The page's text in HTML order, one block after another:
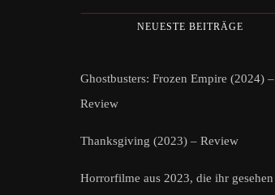
NEUESTE BEITRÄGE
Ghostbusters: Frozen Empire (2024) –
Review
Thanksgiving (2023) – Review
Horrorfilme aus 2023, die ihr gesehen